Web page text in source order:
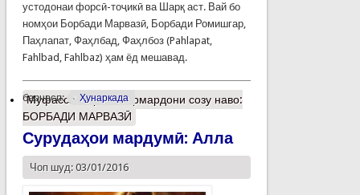
устодонаи форсӣ-тоҷикӣ ва Шарқ аст. Вай бо
номҳои Борбади Марвазӣ, Борбади Ромишгар,
Паҳлапат, Фаҳлбад, Фаҳлбоз (Pahlapat,
Fahlbad, Fahlbaz) ҳам ёд мешавад.
барчасп: Ҳунаркада
Муфассалтаро Абармардони созу наво:
БОРБАДИ МАРВАЗӢ
Сурудаҳои мардумӣ: Алла
Чоп шуд: 03/01/2016